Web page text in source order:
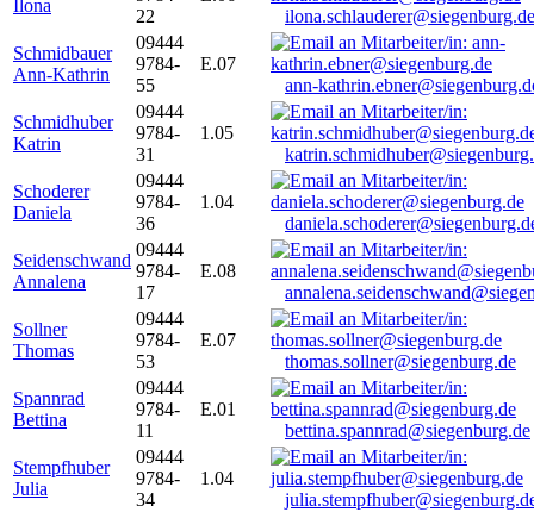
Ilona
22
ilona.schlauderer@siegenburg.de
Schmidbauer
Ann-Kathrin
09444
9784-
55
E.07
ann-
Schmidhuber
Katrin
09444
9784-
31
1.05
Schoderer
Daniela
09444
9784-
36
1.04
Seidenschwand
Annalena
09444
9784-
17
E.08
Sollner
Thomas
09444
9784-
53
E.07
thomas.sollner@siegenburg.de
Spannrad
Bettina
09444
9784-
11
E.01
bettina.spannrad@siegenburg.de
Stempfhuber
Julia
09444
9784-
34
1.04